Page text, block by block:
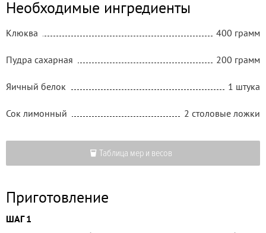
Необходимые ингредиенты
Клюква 400 грамм
Пудра сахарная 200 грамм
Яичный белок 1 штука
Сок лимонный 2 столовые ложки
Таблица мер и весов
Приготовление
ШАГ 1